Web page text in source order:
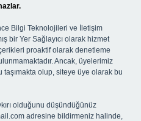
Bilgi Teknolojileri ve İletişim
bir Yer Sağlayıcı olarak hizmet
proaktif olarak denetleme
Ancak, üyelerimiz
taşımakta olup, siteye üye olarak bu
olduğunu düşündüğünüz
adresine bildirmeniz halinde,